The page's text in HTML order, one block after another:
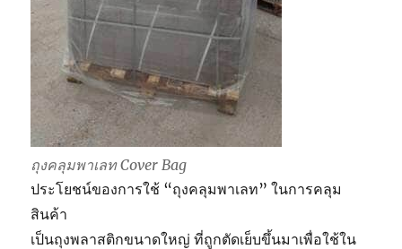
ถุงคลุมพาเลท Cover Bag
ประโยชน์ของการใช้ “ถุงคลุมพาเลท” ในการคลุม
สินค้า
เป็นถุงพลาสติกขนาดใหญ่ ที่ถูกตัดเย็บขึ้นมาเพื่อใช้ใน